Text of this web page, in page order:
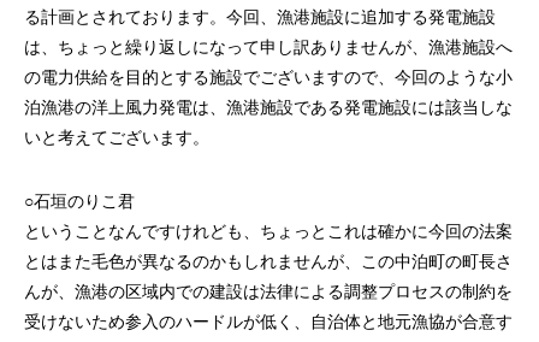
る計画とされております。今回、漁港施設に追加する発電施設
は、ちょっと繰り返しになって申し訳ありませんが、漁港施設へ
の電力供給を目的とする施設でございますので、今回のような小
泊漁港の洋上風力発電は、漁港施設である発電施設には該当しな
いと考えてございます。
○石垣のりこ君
ということなんですけれども、ちょっとこれは確かに今回の法案
とはまた毛色が異なるのかもしれませんが、この中泊町の町長さ
んが、漁港の区域内での建設は法律による調整プロセスの制約を
受けないため参入のハードルが低く、自治体と地元漁協が合意す